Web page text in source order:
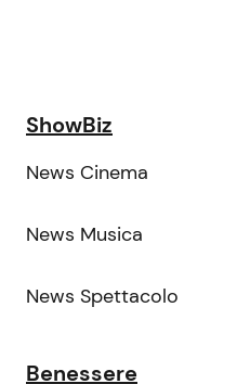
ShowBiz
News Cinema
News Musica
News Spettacolo
Benessere